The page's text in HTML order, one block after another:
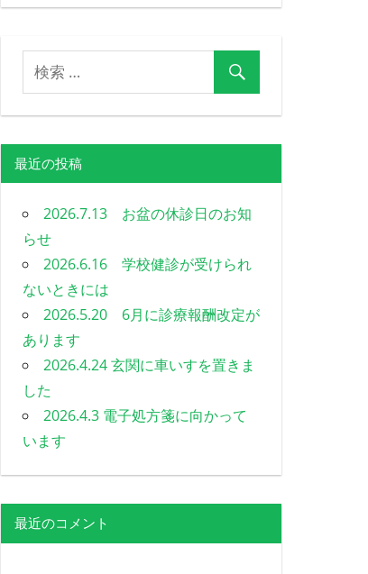
最近の投稿
2026.7.13 お盆の休診日のお知
らせ
2026.6.16 学校健診が受けられ
ないときには
2026.5.20 6月に診療報酬改定が
あります
2026.4.24 玄関に車いすを置きま
した
2026.4.3 電子処方箋に向かって
います
最近のコメント